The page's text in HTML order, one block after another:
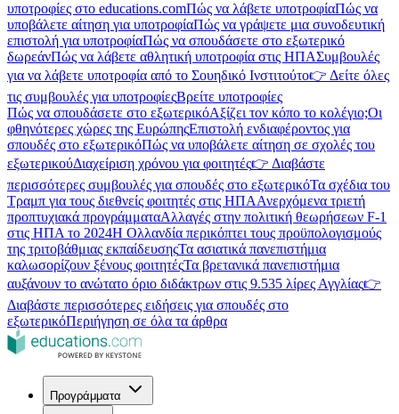
υποτροφίες στο educations.comΠώς να λάβετε υποτροφίαΠώς να
υποβάλετε αίτηση για υποτροφίαΠώς να γράψετε μια συνοδευτική
επιστολή για υποτροφίαΠώς να σπουδάσετε στο εξωτερικό
δωρεάνΠώς να λάβετε αθλητική υποτροφία στις ΗΠΑΣυμβουλές
για να λάβετε υποτροφία από το Σουηδικό Ινστιτούτο👉 Δείτε όλες
τις συμβουλές για υποτροφίεςΒρείτε υποτροφίες
Πώς να σπουδάσετε στο εξωτερικόΑξίζει τον κόπο το κολέγιο;Οι
φθηνότερες χώρες της ΕυρώπηςΕπιστολή ενδιαφέροντος για
σπουδές στο εξωτερικόΠώς να υποβάλετε αίτηση σε σχολές του
εξωτερικούΔιαχείριση χρόνου για φοιτητές👉 Διαβάστε
περισσότερες συμβουλές για σπουδές στο εξωτερικόΤα σχέδια του
Τραμπ για τους διεθνείς φοιτητές στις ΗΠΑΑνερχόμενα τριετή
προπτυχιακά προγράμματαΑλλαγές στην πολιτική θεωρήσεων F-1
στις ΗΠΑ το 2024Η Ολλανδία περικόπτει τους προϋπολογισμούς
της τριτοβάθμιας εκπαίδευσηςΤα ασιατικά πανεπιστήμια
καλωσορίζουν ξένους φοιτητέςΤα βρετανικά πανεπιστήμια
αυξάνουν το ανώτατο όριο διδάκτρων στις 9.535 λίρες Αγγλίας👉
Διαβάστε περισσότερες ειδήσεις για σπουδές στο
εξωτερικόΠεριήγηση σε όλα τα άρθρα
Προγράμματα